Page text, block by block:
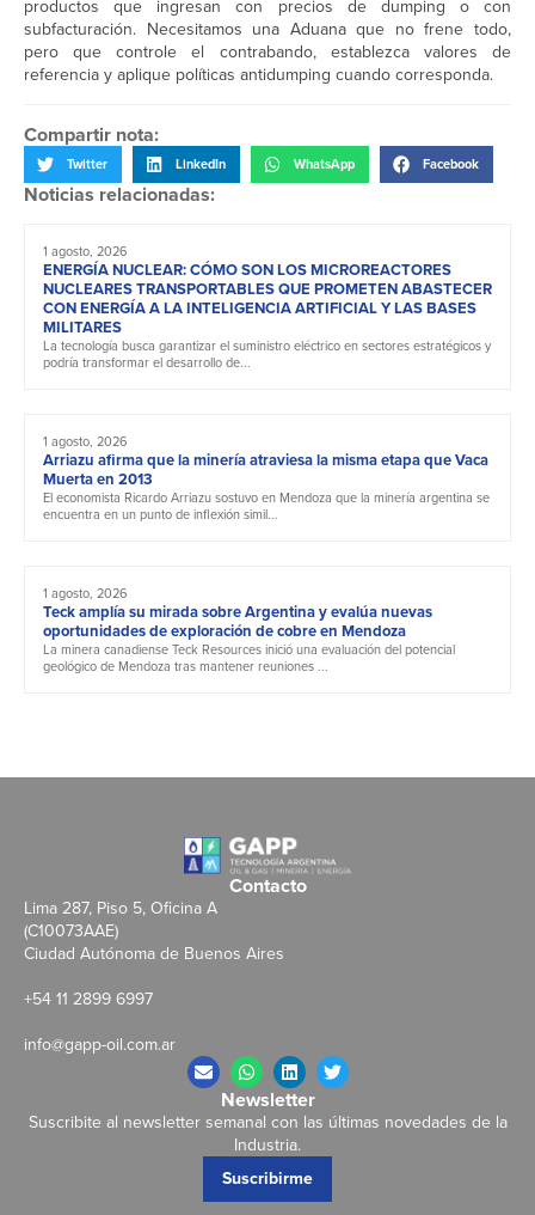
productos que ingresan con precios de dumping o con
subfacturación. Necesitamos una Aduana que no frene todo,
pero que controle el contrabando, establezca valores de
referencia y aplique políticas antidumping cuando corresponda.
Compartir nota:
Twitter LinkedIn WhatsApp Facebook
Noticias relacionadas:
1 agosto, 2026
ENERGÍA NUCLEAR: CÓMO SON LOS MICROREACTORES
NUCLEARES TRANSPORTABLES QUE PROMETEN ABASTECER
CON ENERGÍA A LA INTELIGENCIA ARTIFICIAL Y LAS BASES
MILITARES
La tecnología busca garantizar el suministro eléctrico en sectores estratégicos y
podría transformar el desarrollo de...
1 agosto, 2026
Arriazu afirma que la minería atraviesa la misma etapa que Vaca
Muerta en 2013
El economista Ricardo Arriazu sostuvo en Mendoza que la minería argentina se
encuentra en un punto de inflexión simil...
1 agosto, 2026
Teck amplía su mirada sobre Argentina y evalúa nuevas
oportunidades de exploración de cobre en Mendoza
La minera canadiense Teck Resources inició una evaluación del potencial
geológico de Mendoza tras mantener reuniones ...
Contacto
Lima 287, Piso 5, Oficina A
(C10073AAE)
Ciudad Autónoma de Buenos Aires
+54 11 2899 6997
info@gapp-oil.com.ar
Newsletter
Suscribite al newsletter semanal con las últimas novedades de la
Industria.
Suscribirme